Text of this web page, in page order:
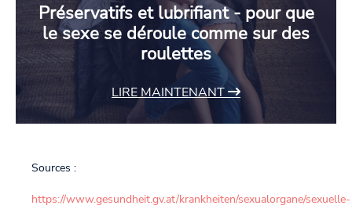
Préservatifs et lubrifiant - pour que
le sexe se déroule comme sur des
roulettes
LIRE MAINTENANT
Sources :
https://www.gesundheit.gv.at/krankheiten/sexualorgane/sexuelle-